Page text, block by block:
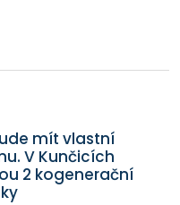
mít vlastní
V Kunčicích
2 kogenerační